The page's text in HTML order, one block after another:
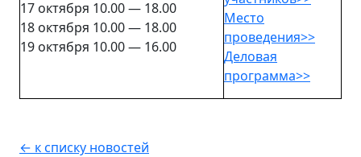
17 октября 10.00 — 18.00
18 октября 10.00 — 18.00
19 октября 10.00 — 16.00
Место
проведения>>
Деловая
программа>>
← к списку новостей